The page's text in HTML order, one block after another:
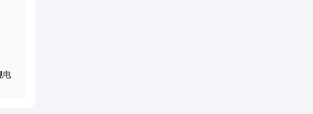
电